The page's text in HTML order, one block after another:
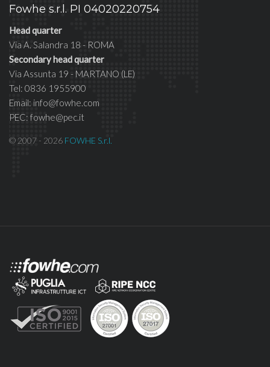
Fowhe s.r.l. PI 04020220754
Head quarter
Via A. Salandra 18 - ROMA
Secondary head quarter
Via Assunta 19 - MARTANO (LE)
Tel: 0836 1955900
Email: info@fowhe.com
PEC: fowhe@pec.it
© 2007 - 2026 FOWHE S.r.l.